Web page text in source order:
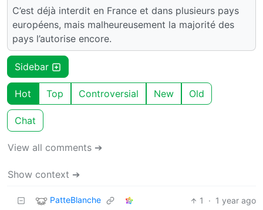
C’est déjà interdit en France et dans plusieurs pays
européens, mais malheureusement la majorité des
pays l’autorise encore.
Sidebar
Hot Top Controversial New Old
Chat
View all comments ➔
Show context ➔
PatteBlanche 1 · 1 year ago